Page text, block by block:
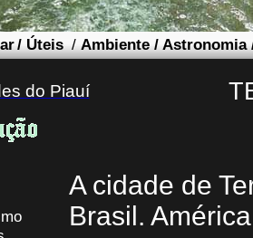
/Úteis/Ambiente /Astronomia
do Piauí
A cidade de
Brasil.